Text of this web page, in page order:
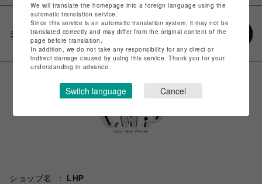
シェアする
ショップ名
LHP
We will translate the homepage into a foreign language using the
automatic translation service.
Since this service is an automatic translation system, it may not be
translated correctly and may differ from the original content of the
page before translation.
In addition, we do not take any responsibility for any direct or
indirect damage caused by using this service. Thank you for your
understanding in advance.
Switch language Cancel